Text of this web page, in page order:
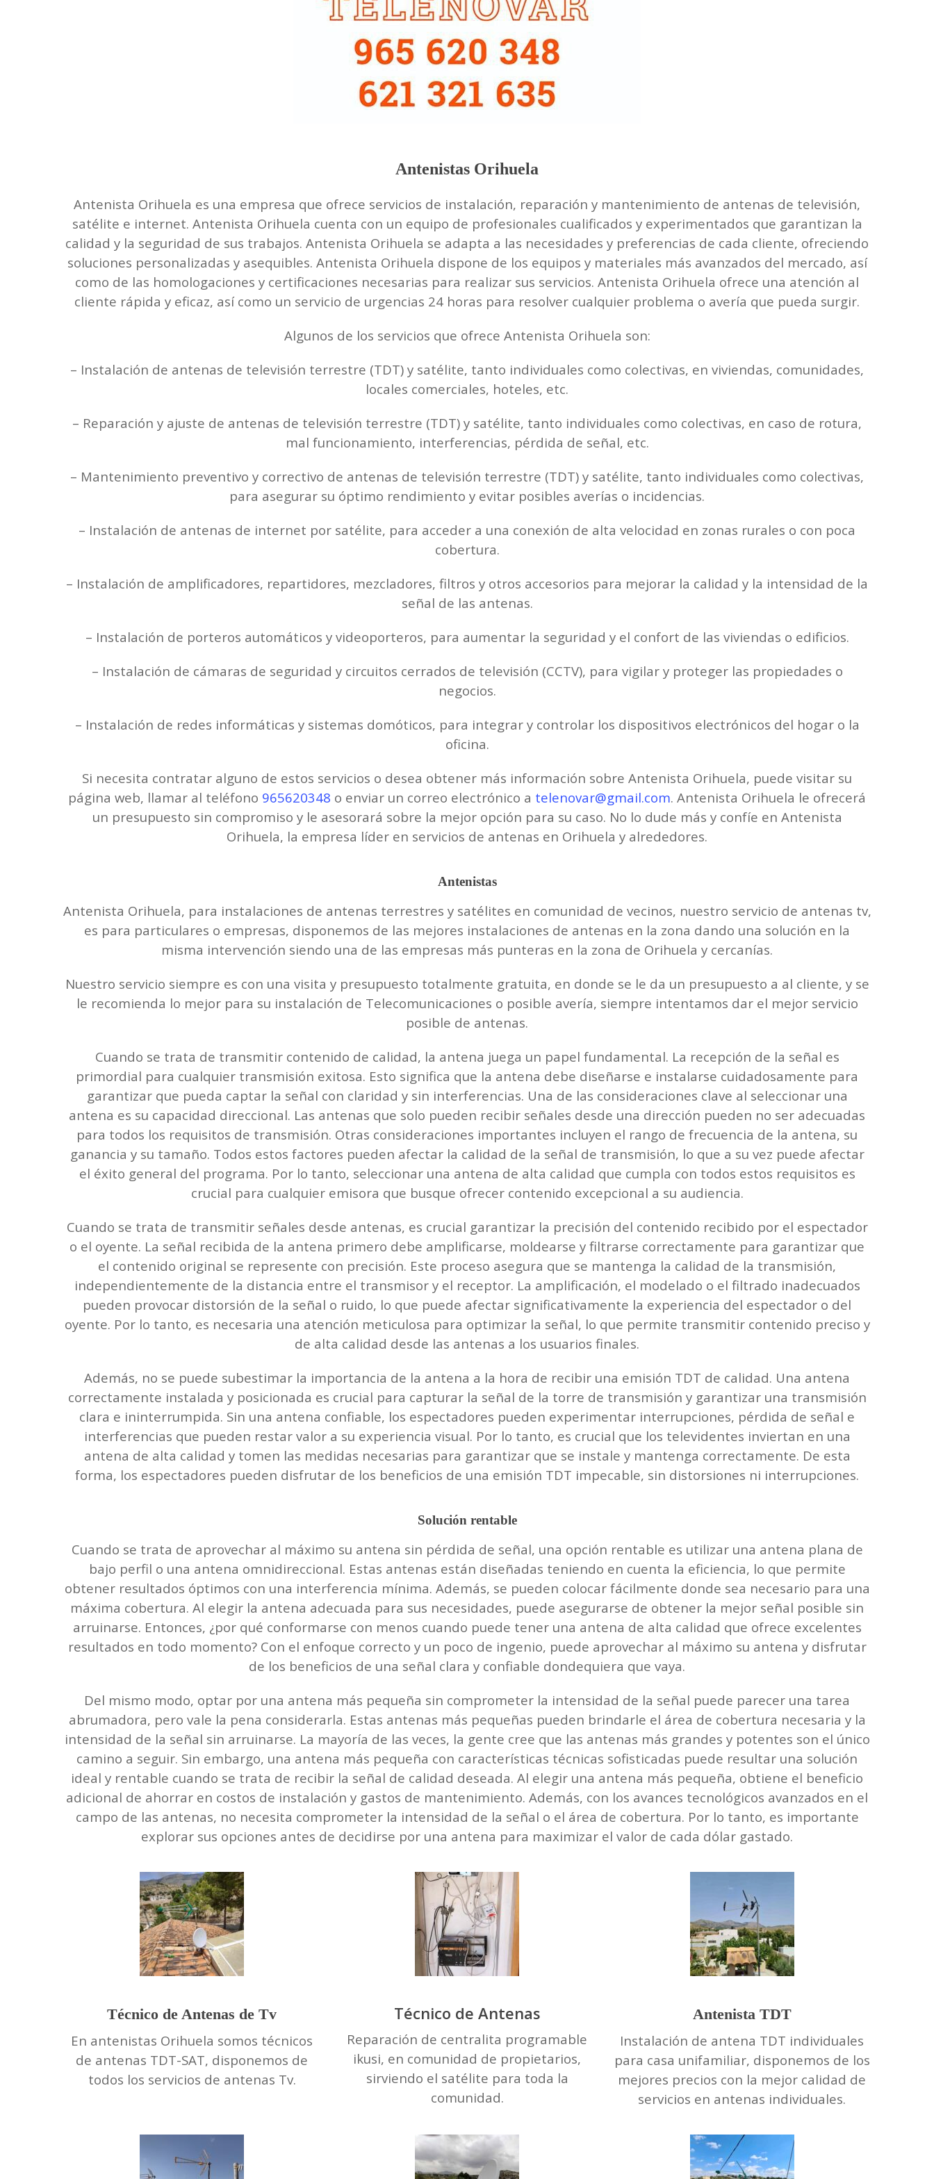
Antenistas Orihuela
Antenista Orihuela es una empresa que ofrece servicios de instalación, reparación y mantenimiento de antenas de televisión,
satélite e internet. Antenista Orihuela cuenta con un equipo de profesionales cualificados y experimentados que garantizan la
calidad y la seguridad de sus trabajos. Antenista Orihuela se adapta a las necesidades y preferencias de cada cliente, ofreciendo
soluciones personalizadas y asequibles. Antenista Orihuela dispone de los equipos y materiales más avanzados del mercado, así
como de las homologaciones y certificaciones necesarias para realizar sus servicios. Antenista Orihuela ofrece una atención al
cliente rápida y eficaz, así como un servicio de urgencias 24 horas para resolver cualquier problema o avería que pueda surgir.
Algunos de los servicios que ofrece Antenista Orihuela son:
– Instalación de antenas de televisión terrestre (TDT) y satélite, tanto individuales como colectivas, en viviendas, comunidades,
locales comerciales, hoteles, etc.
– Reparación y ajuste de antenas de televisión terrestre (TDT) y satélite, tanto individuales como colectivas, en caso de rotura,
mal funcionamiento, interferencias, pérdida de señal, etc.
– Mantenimiento preventivo y correctivo de antenas de televisión terrestre (TDT) y satélite, tanto individuales como colectivas,
para asegurar su óptimo rendimiento y evitar posibles averías o incidencias.
– Instalación de antenas de internet por satélite, para acceder a una conexión de alta velocidad en zonas rurales o con poca
cobertura.
– Instalación de amplificadores, repartidores, mezcladores, filtros y otros accesorios para mejorar la calidad y la intensidad de la
señal de las antenas.
– Instalación de porteros automáticos y videoporteros, para aumentar la seguridad y el confort de las viviendas o edificios.
– Instalación de cámaras de seguridad y circuitos cerrados de televisión (CCTV), para vigilar y proteger las propiedades o
negocios.
– Instalación de redes informáticas y sistemas domóticos, para integrar y controlar los dispositivos electrónicos del hogar o la
oficina.
Si necesita contratar alguno de estos servicios o desea obtener más información sobre Antenista Orihuela, puede visitar su
página web, llamar al teléfono 965620348 o enviar un correo electrónico a telenovar@gmail.com. Antenista Orihuela le ofrecerá
un presupuesto sin compromiso y le asesorará sobre la mejor opción para su caso. No lo dude más y confíe en Antenista
Orihuela, la empresa líder en servicios de antenas en Orihuela y alrededores.
Antenistas
Antenista Orihuela, para instalaciones de antenas terrestres y satélites en comunidad de vecinos, nuestro servicio de antenas tv,
es para particulares o empresas, disponemos de las mejores instalaciones de antenas en la zona dando una solución en la
misma intervención siendo una de las empresas más punteras en la zona de Orihuela y cercanías.
Nuestro servicio siempre es con una visita y presupuesto totalmente gratuita, en donde se le da un presupuesto a al cliente, y se
le recomienda lo mejor para su instalación de Telecomunicaciones o posible avería, siempre intentamos dar el mejor servicio
posible de antenas.
Cuando se trata de transmitir contenido de calidad, la antena juega un papel fundamental. La recepción de la señal es
primordial para cualquier transmisión exitosa. Esto significa que la antena debe diseñarse e instalarse cuidadosamente para
garantizar que pueda captar la señal con claridad y sin interferencias. Una de las consideraciones clave al seleccionar una
antena es su capacidad direccional. Las antenas que solo pueden recibir señales desde una dirección pueden no ser adecuadas
para todos los requisitos de transmisión. Otras consideraciones importantes incluyen el rango de frecuencia de la antena, su
ganancia y su tamaño. Todos estos factores pueden afectar la calidad de la señal de transmisión, lo que a su vez puede afectar
el éxito general del programa. Por lo tanto, seleccionar una antena de alta calidad que cumpla con todos estos requisitos es
crucial para cualquier emisora que busque ofrecer contenido excepcional a su audiencia.
Cuando se trata de transmitir señales desde antenas, es crucial garantizar la precisión del contenido recibido por el espectador
o el oyente. La señal recibida de la antena primero debe amplificarse, moldearse y filtrarse correctamente para garantizar que
el contenido original se represente con precisión. Este proceso asegura que se mantenga la calidad de la transmisión,
independientemente de la distancia entre el transmisor y el receptor. La amplificación, el modelado o el filtrado inadecuados
pueden provocar distorsión de la señal o ruido, lo que puede afectar significativamente la experiencia del espectador o del
oyente. Por lo tanto, es necesaria una atención meticulosa para optimizar la señal, lo que permite transmitir contenido preciso y
de alta calidad desde las antenas a los usuarios finales.
Además, no se puede subestimar la importancia de la antena a la hora de recibir una emisión TDT de calidad. Una antena
correctamente instalada y posicionada es crucial para capturar la señal de la torre de transmisión y garantizar una transmisión
clara e ininterrumpida. Sin una antena confiable, los espectadores pueden experimentar interrupciones, pérdida de señal e
interferencias que pueden restar valor a su experiencia visual. Por lo tanto, es crucial que los televidentes inviertan en una
antena de alta calidad y tomen las medidas necesarias para garantizar que se instale y mantenga correctamente. De esta
forma, los espectadores pueden disfrutar de los beneficios de una emisión TDT impecable, sin distorsiones ni interrupciones.
Solución rentable
Cuando se trata de aprovechar al máximo su antena sin pérdida de señal, una opción rentable es utilizar una antena plana de
bajo perfil o una antena omnidireccional. Estas antenas están diseñadas teniendo en cuenta la eficiencia, lo que permite
obtener resultados óptimos con una interferencia mínima. Además, se pueden colocar fácilmente donde sea necesario para una
máxima cobertura. Al elegir la antena adecuada para sus necesidades, puede asegurarse de obtener la mejor señal posible sin
arruinarse. Entonces, ¿por qué conformarse con menos cuando puede tener una antena de alta calidad que ofrece excelentes
resultados en todo momento? Con el enfoque correcto y un poco de ingenio, puede aprovechar al máximo su antena y disfrutar
de los beneficios de una señal clara y confiable dondequiera que vaya.
Del mismo modo, optar por una antena más pequeña sin comprometer la intensidad de la señal puede parecer una tarea
abrumadora, pero vale la pena considerarla. Estas antenas más pequeñas pueden brindarle el área de cobertura necesaria y la
intensidad de la señal sin arruinarse. La mayoría de las veces, la gente cree que las antenas más grandes y potentes son el único
camino a seguir. Sin embargo, una antena más pequeña con características técnicas sofisticadas puede resultar una solución
ideal y rentable cuando se trata de recibir la señal de calidad deseada. Al elegir una antena más pequeña, obtiene el beneficio
adicional de ahorrar en costos de instalación y gastos de mantenimiento. Además, con los avances tecnológicos avanzados en el
campo de las antenas, no necesita comprometer la intensidad de la señal o el área de cobertura. Por lo tanto, es importante
explorar sus opciones antes de decidirse por una antena para maximizar el valor de cada dólar gastado.
Técnico de Antenas de Tv
En antenistas Orihuela somos técnicos
de antenas TDT-SAT, disponemos de
todos los servicios de antenas Tv.
Técnico de Antenas
Reparación de centralita programable
ikusi, en comunidad de propietarios,
sirviendo el satélite para toda la
comunidad.
Antenista TDT
Instalación de antena TDT individuales
para casa unifamiliar, disponemos de los
mejores precios con la mejor calidad de
servicios en antenas individuales.